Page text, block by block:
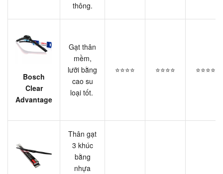
thông.
Bosch
Clear
Advantage
Gạt thân
mềm,
lưỡi bằng
cao su
loại tốt.
⭐⭐⭐⭐ ⭐⭐⭐⭐ ⭐⭐⭐⭐
Thân gạt
3 khúc
bằng
nhựa